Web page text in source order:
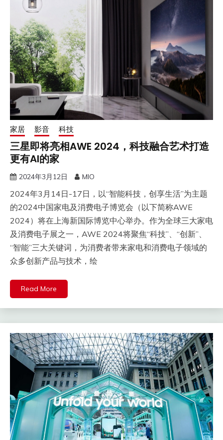
家居 影音 科技
三星即将亮相AWE 2024，科技融合艺术打造
更有AI的家
2024年3月12日 MIO
2024年3月14日-17日，以“智能科技，创享生活”为主题
的2024中国家电及消费电子博览会（以下简称AWE
2024）将在上海新国际博览中心举办。作为全球三大家电
及消费电子展之一，AWE 2024将聚焦“科技”、“创新”、
“智能”三大关键词，为消费者带来家电和消费电子领域的
众多创新产品与技术，绘
Read More